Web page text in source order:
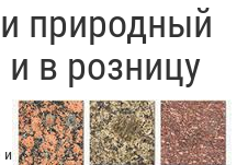
природный
в розницу
и